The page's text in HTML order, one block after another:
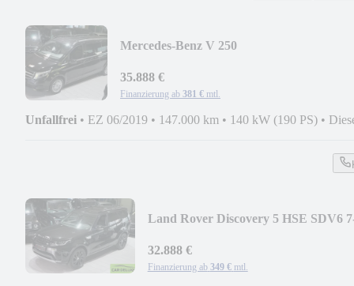
Mercedes-Benz V 250
35.888 €
Finanzierung ab 381 € mtl.
Unfallfrei • EZ 06/2019 • 147.000 km • 140 kW (190 PS) •
Land Rover Discovery 5 HSE SDV6
32.888 €
Finanzierung ab 349 € mtl.